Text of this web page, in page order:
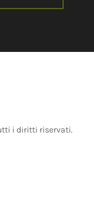
i diritti riservati.